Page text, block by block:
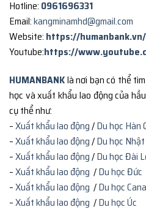
Hotline: 0961696331
Email:kangminamhd@gmail.com
Website: https://humanbank.vn/
Youtube:https://
HUMANBANKlà nơi bạn có thể
học và xuất khẩu lao động của
cụ thể như:
–Xuất khẩu lao động/Du học Hàn
–Xuất khẩu lao động/Du học
–Xuất khẩu lao động/Du học Đài
–Xuất khẩu lao động /Du học Đức
–Xuất khẩu lao động /Du học
–Xuất khẩu lao động /Du học Úc